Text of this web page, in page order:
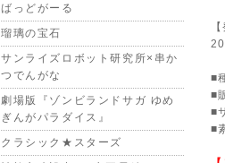
■
■
■
■
ばっどがーる
瑠璃の宝石
サンライズロボット研究所×串か
つでんがな
劇場版『ゾンビランドサガ ゆめ
ぎんがパラダイス』
クラシック★スターズ